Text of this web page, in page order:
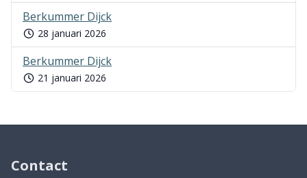
Berkummer Dijck
28 januari 2026
Berkummer Dijck
21 januari 2026
Contact